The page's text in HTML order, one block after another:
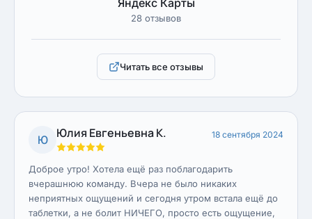
28 отзывов
Читать все отзывы
Ю Юлия Евгеньевна К. 18 сентября 2024
Доброе утро! Хотела ещё раз поблагодарить
вчерашнюю команду. Вчера не было никаких
неприятных ощущений и сегодня утром встала ещё до
таблетки, а не болит НИЧЕГО, просто есть ощущение,